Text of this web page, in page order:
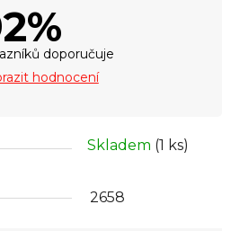
doporučuje
hodnocení
Skladem (1 ks)
2658